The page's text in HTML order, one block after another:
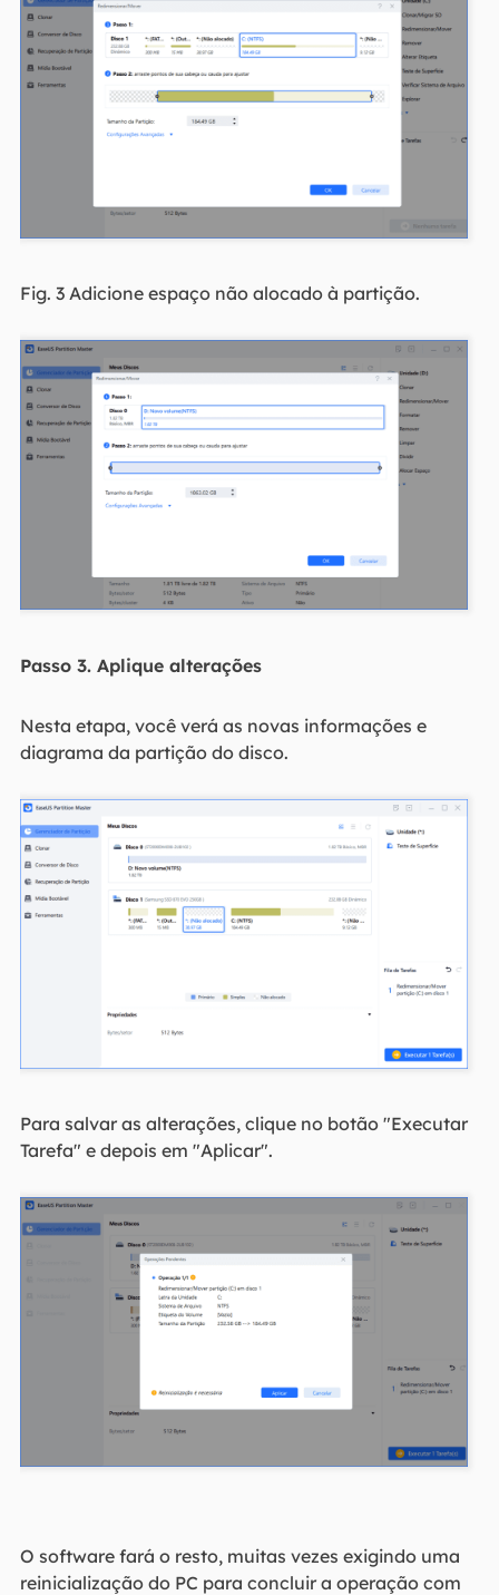
Fig. 3 Adicione espaço não alocado à partição.
Passo 3. Aplique alterações
Nesta etapa, você verá as novas informações e
diagrama da partição do disco.
Para salvar as alterações, clique no botão "Executar
Tarefa" e depois em "Aplicar".
O software fará o resto, muitas vezes exigindo uma
reinicialização do PC para concluir a operação com